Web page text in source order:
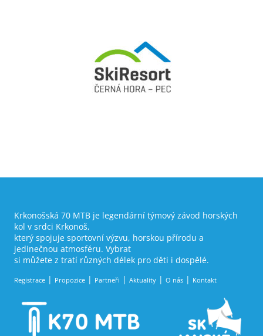
Krkonošská 70 MTB je legendární týmový závod horských
kol v srdci Krkonoš,
který spojuje sportovní výzvu, horskou přírodu a
jedinečnou atmosféru. Vybrat
si můžete z tratí různých délek pro děti i dospělé.
Registrace Propozice Partneři Aktuality O nás Kontakt